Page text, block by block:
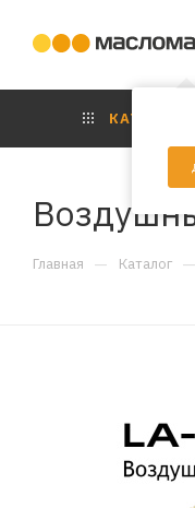
КАТАЛОГ
Главная — Каталог —